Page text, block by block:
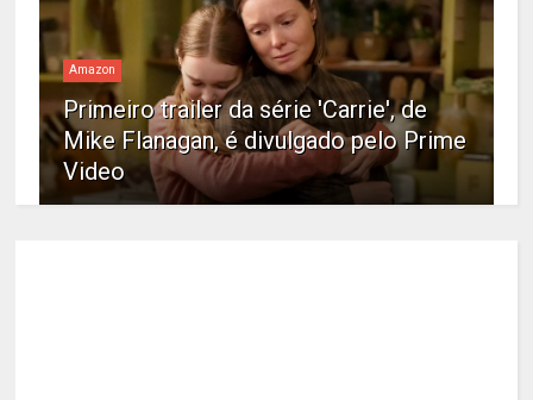
Amazon
Primeiro trailer da série 'Carrie', de
Mike Flanagan, é divulgado pelo Prime
Video